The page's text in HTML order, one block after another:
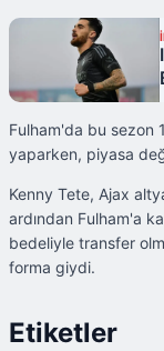
Fulham'da bu sezon
yaparken, piyasa
Kenny Tete, Ajax
ardından Fulham'a
bedeliyle transfer
forma giydi.
Etiketler